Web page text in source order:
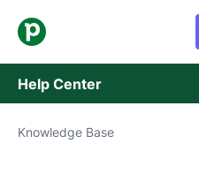
Help Center
Knowledge Base
Knowledge Base